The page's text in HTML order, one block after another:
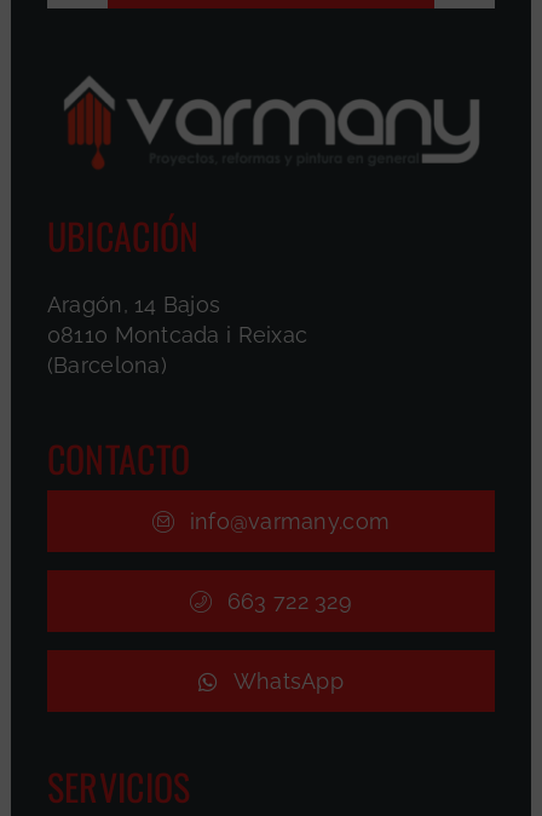
UBICACIÓN
Aragón, 14 Bajos
08110 Montcada i Reixac
(Barcelona)
CONTACTO
info@varmany.com
663 722 329
WhatsApp
SERVICIOS